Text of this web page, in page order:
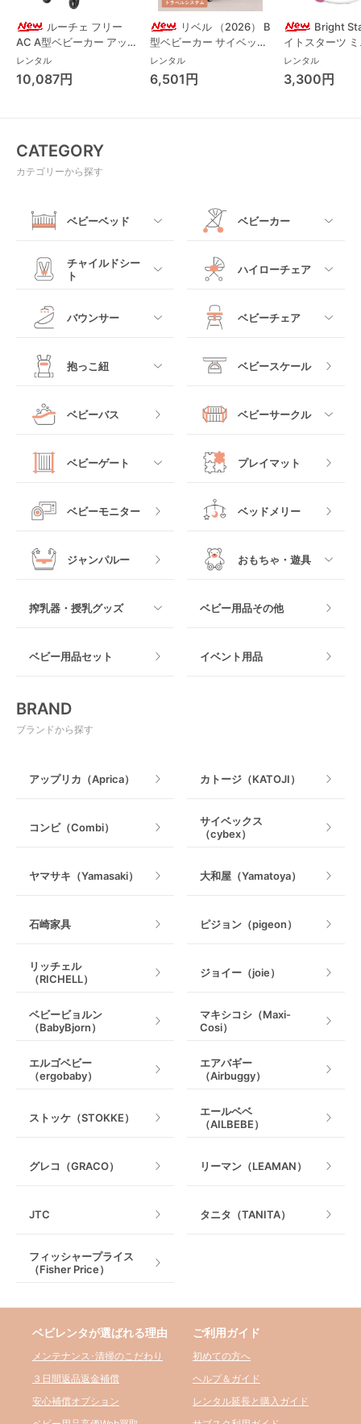
ルーチェ フリー
AC A型ベビーカー アッ
プリカ(Aprica) A型ベビ
ーカー アップリカ
(Aprica)
レンタル
10,087円
リベル （2026） B
型ベビーカー サイベック
ス(cybex)
レンタル
6,501円
Bright
イトスターツ
ス フォーエバ
レンド ジャン
パルー キッズ
レンタル
3,300円
CATEGORY
カテゴリーから探す
ベビーベッド
すべて
レギュラーサイズベビ
ベッドインベッド
クーファン
マットレス・布団
ベビーベッドその他
ベビーカー
すべて
ベビーカーその他
チャイルドシー
ト
すべて
ジュニアシート
チャイルドシートその
他
ハイローチェア
すべて
バウンサー
すべて
ロッキングタイプ
ベビーチェア
すべて
テーブルチェア
抱っこ紐
すべて
抱っこ紐その他
ベビースケール
ベビーバス ベビーサークル
すべて
木製
マット製
ベビーゲート
すべて
プレイマット
ベビーモニター ベッドメリー
ジャンパルー おもちゃ・遊具
室内遊具
搾乳器・授乳グッズ
授乳グッズ・ママ用品
ベビー用品その他
ベビー用品セット イベント用品
BRAND
ブランドから探す
アップリカ（Aprica） カトージ（KATOJI）
コンビ（Combi）
サイベックス
（cybex）
ヤマサキ（Yamasaki） 大和屋（Yamatoya）
石崎家具 ピジョン（pigeon）
リッチェル
（RICHELL）
ジョイー（joie）
ベビービョルン
（BabyBjorn）
マキシコシ（Maxi-
Cosi）
エルゴベビー
（ergobaby）
エアバギー
（Airbuggy）
ストッケ（STOKKE）
エールベベ
（AILBEBE）
グレコ（GRACO） リーマン（LEAMAN）
JTC タニタ（TANITA）
フィッシャープライス
（Fisher Price）
ベビレンタが選ばれる理由
メンテナンス･清掃のこだわり
３日間返品返金補償
安心補償オプション
ご利用ガイド
初めての方へ
ヘルプ＆ガイド
レンタル延長と購入ガイド